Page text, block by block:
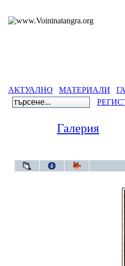
АКТУАЛНО МАТЕРИАЛИ
Галерия